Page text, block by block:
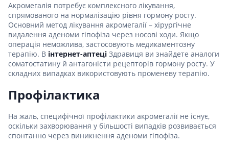
Акромегалія потребує комплексного лікування,
спрямованого на нормалізацію рівня гормону росту.
Основний метод лікування акромегалії – хірургічне
видалення аденоми гіпофіза через носові ходи. Якщо
операція неможлива, застосовують медикаментозну
терапію. В інтернет-аптеці Здравиця ви знайдете аналоги
соматостатину й антагоністи рецепторів гормону росту. У
складних випадках використовують променеву терапію.
Профілактика
На жаль, специфічної профілактики акромегалії не існує,
оскільки захворювання у більшості випадків розвивається
спонтанно через виникнення аденоми гіпофіза.